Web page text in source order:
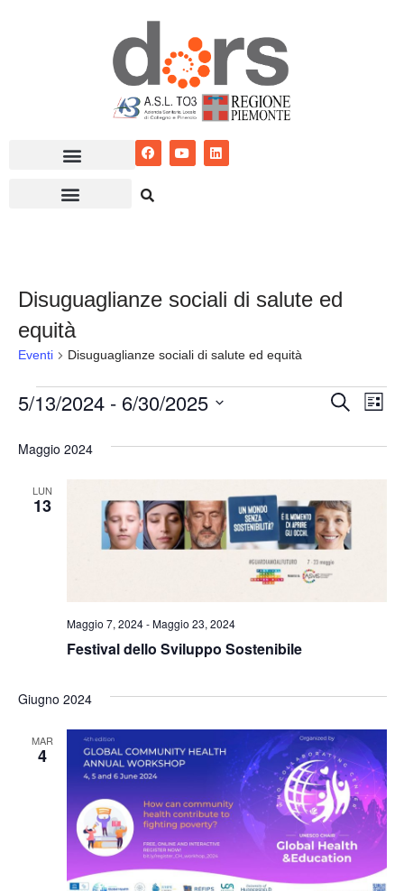
Disuguaglianze sociali di salute ed
equità
Eventi Disuguaglianze sociali di salute ed equità
Eventi
viste
Cerca
Lista
5/13/2024 - 6/30/2025
la
Maggio 2024
LUN
13
Festival dello Sviluppo Sostenibile
Maggio 7, 2024-Maggio 23, 2024
Giugno 2024
MAR
4